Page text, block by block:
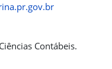
Contábeis.